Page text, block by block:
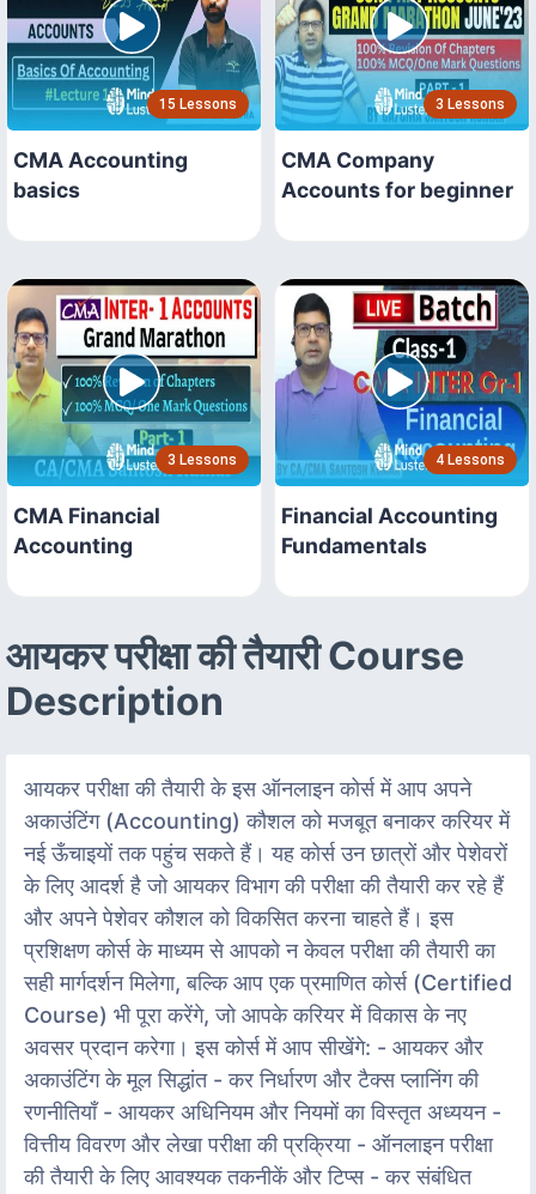
15 Lessons
CMA Accounting
basics
3 Lessons
CMA Company
Accounts for beginner
3 Lessons
CMA Financial
Accounting
4 Lessons
Financial Accounting
Fundamentals
आयकर परीक्षा की तैयारी Course
Description
आयकर परीक्षा की तैयारी के इस ऑनलाइन कोर्स में आप अपने
अकाउंटिंग (Accounting) कौशल को मजबूत बनाकर करियर में
नई ऊँचाइयों तक पहुंच सकते हैं। यह कोर्स उन छात्रों और पेशेवरों
के लिए आदर्श है जो आयकर विभाग की परीक्षा की तैयारी कर रहे हैं
और अपने पेशेवर कौशल को विकसित करना चाहते हैं। इस
प्रशिक्षण कोर्स के माध्यम से आपको न केवल परीक्षा की तैयारी का
सही मार्गदर्शन मिलेगा, बल्कि आप एक प्रमाणित कोर्स (Certified
Course) भी पूरा करेंगे, जो आपके करियर में विकास के नए
अवसर प्रदान करेगा। इस कोर्स में आप सीखेंगे: - आयकर और
अकाउंटिंग के मूल सिद्धांत - कर निर्धारण और टैक्स प्लानिंग की
रणनीतियाँ - आयकर अधिनियम और नियमों का विस्तृत अध्ययन -
वित्तीय विवरण और लेखा परीक्षा की प्रक्रिया - ऑनलाइन परीक्षा
की तैयारी के लिए आवश्यक तकनीकें और टिप्स - कर संबंधित